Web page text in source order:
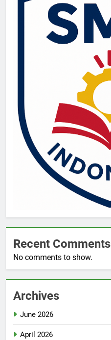
Recent Comments
No comments to show.
Archives
June 2026
April 2026